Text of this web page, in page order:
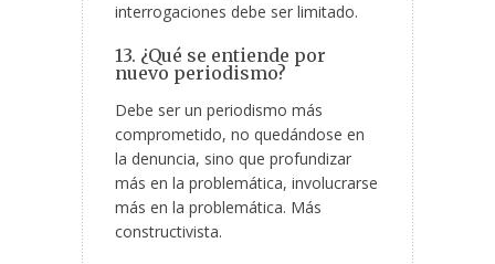
interrogaciones debe ser limitado.
13. ¿Qué se entiende por
nuevo periodismo?
Debe ser un periodismo más
comprometido, no quedándose en
la denuncia, sino que profundizar
más en la problemática, involucrarse
más en la problemática. Más
constructivista.